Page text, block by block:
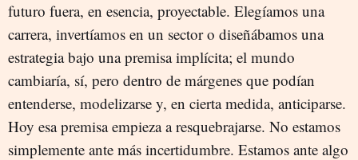
futuro fuera, en esencia, proyectable. Elegíamos una
carrera, invertíamos en un sector o diseñábamos una
estrategia bajo una premisa implícita; el mundo
cambiaría, sí, pero dentro de márgenes que podían
entenderse, modelizarse y, en cierta medida, anticiparse.
Hoy esa premisa empieza a resquebrajarse. No estamos
simplemente ante más incertidumbre. Estamos ante algo